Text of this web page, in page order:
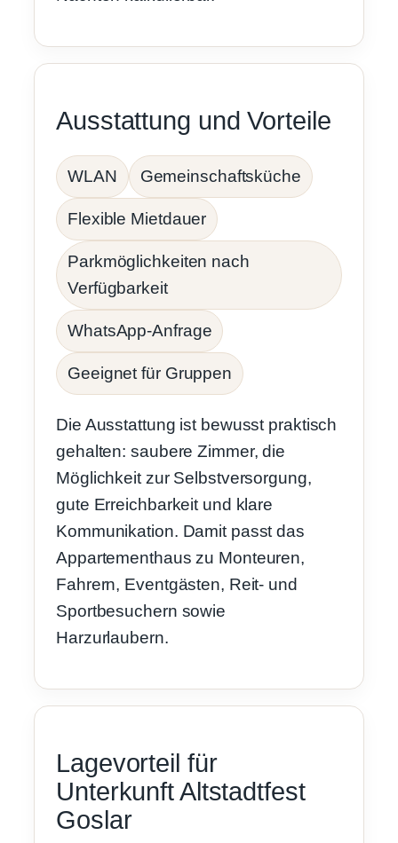
Ausstattung und Vorteile
WLAN Gemeinschaftsküche
Flexible Mietdauer
Parkmöglichkeiten nach
Verfügbarkeit
WhatsApp-Anfrage
Geeignet für Gruppen
Die Ausstattung ist bewusst praktisch
gehalten: saubere Zimmer, die
Möglichkeit zur Selbstversorgung,
gute Erreichbarkeit und klare
Kommunikation. Damit passt das
Appartementhaus zu Monteuren,
Fahrern, Eventgästen, Reit- und
Sportbesuchern sowie
Harzurlaubern.
Lagevorteil für
Unterkunft Altstadtfest
Goslar